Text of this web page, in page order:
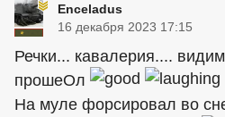
Enceladus
16 декабря 2023 17:15
Речки... кавалерия....
прошеОл
На муле форсировал во